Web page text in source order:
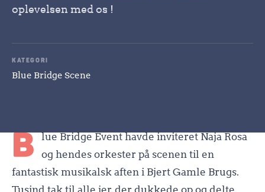
oplevelsen med os !
KATEGORI
Blue Bridge Scene
B lue Bridge Event havde inviteret Naja Rosa
og hendes orkester på scenen til en
fantastisk musikalsk aften i Bjert Gamle Brugs.
Tusind tak til alle jer, der dukkede op og delte